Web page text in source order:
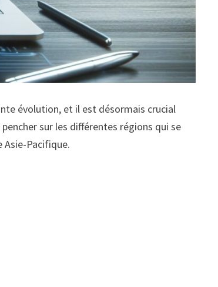
évolution, et il est désormais crucial
sur les différentes régions qui se
Asie-Pacifique.